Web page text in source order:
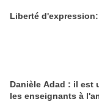
Liberté
Danièle Adad : il est
les enseignants à